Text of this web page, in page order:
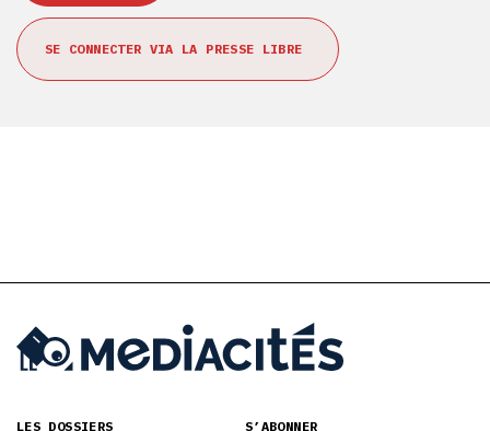
SE CONNECTER VIA LA PRESSE LIBRE
LES DOSSIERS S’ABONNER